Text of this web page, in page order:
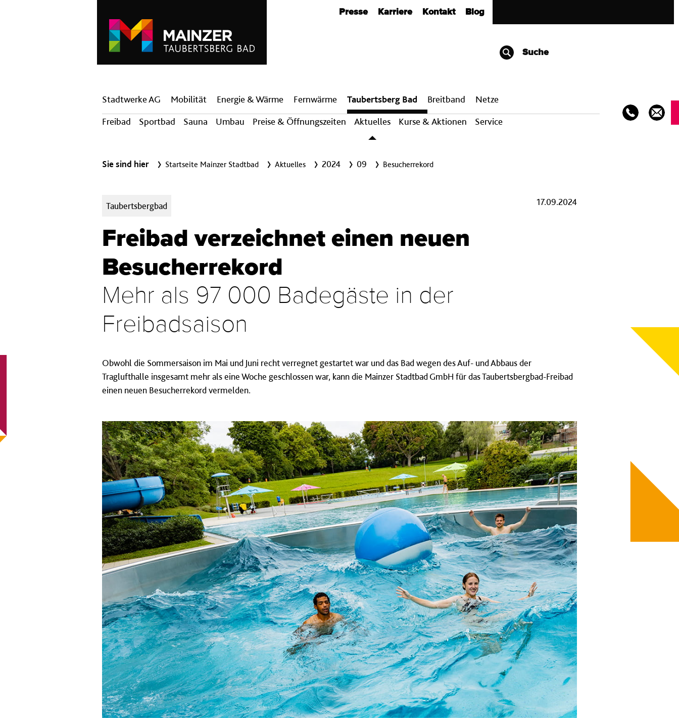
Presse Karriere Kontakt Blog
Suche
Hauptnavigation
Stadtwerke AG Mobilität Energie & Wärme Fern­wärme
Taubertsberg Bad
Freibad
Sportbad Sauna Umbau Preise & Öffnungszeiten Aktuelles Kurse & Aktionen Service
Breit­band Netze
Sie sind hier Startseite Mainzer Stadtbad Aktuelles 2024 09 Besucherrekord
Kategorien:
Taubertsbergbad 17.09.2024
Freibad verzeichnet einen neuen
Besucherrekord
Mehr als 97 000 Badegäste in der
Freibadsaison
Obwohl die Sommersaison im Mai und Juni recht verregnet gestartet war und das Bad wegen des Auf- und Abbaus der
Traglufthalle insgesamt mehr als eine Woche geschlossen war, kann die Mainzer Stadtbad GmbH für das Taubertsbergbad-Freibad
einen neuen Besucherrekord vermelden.